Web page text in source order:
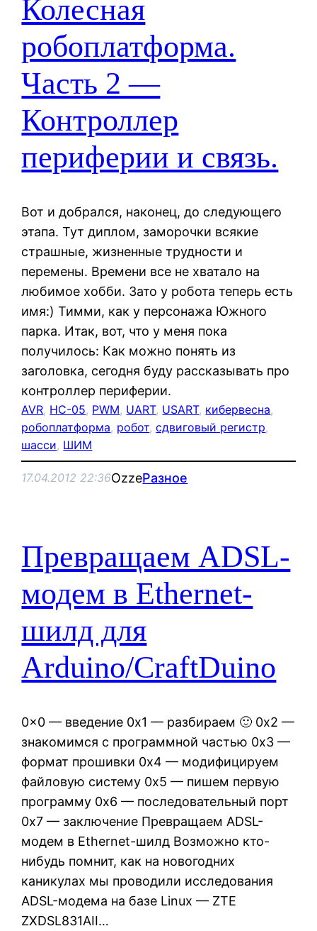
Колесная
робоплатформа.
Часть 2 —
Контроллер
периферии и связь.
Вот и добрался, наконец, до следующего
этапа. Тут диплом, заморочки всякие
страшные, жизненные трудности и
перемены. Времени все не хватало на
любимое хобби. Зато у робота теперь есть
имя:) Тимми, как у персонажа Южного
парка. Итак, вот, что у меня пока
получилось: Как можно понять из
заголовка, сегодня буду рассказывать про
контроллер периферии.
AVR, HC-05, PWM, UART, USART, кибервесна
робоплатформа, робот, сдвиговый регистр
шасси, ШИМ
17.04.2012 22:36OzzeРазное
Превращаем ADSL-
модем в Ethernet-
шилд для
Arduino/CraftDuino
0x0 — введение 0x1 — разбираем 🙂 0x2 —
знакомимся с программной частью 0x3 —
формат прошивки 0x4 — модифицируем
файловую систему 0x5 — пишем первую
программу 0x6 — последовательный порт
0x7 — заключение Превращаем ADSL-
модем в Ethernet-шилд Возможно кто-
нибудь помнит, как на новогодних
каникулах мы проводили исследования
ADSL-модема на базе Linux — ZTE
ZXDSL831AII…